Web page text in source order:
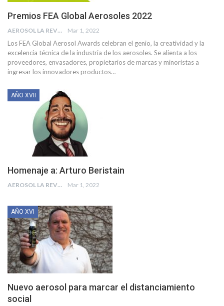
Premios FEA Global Aerosoles 2022
AEROSOL LA REVISTA Mar 1, 2022
Los FEA Global Aerosol Awards celebran el genio, la creatividad y la
excelencia técnica de la industria de los aerosoles. Se alienta a los
proveedores, envasadores, propietarios de marcas y minoristas a
ingresar los innovadores productos…
AÑO XVII
Homenaje a: Arturo Beristain
AEROSOL LA REVISTA Mar 1, 2022
AÑO XVI
Nuevo aerosol para marcar el distanciamiento
social